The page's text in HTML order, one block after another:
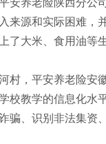
养老险陕西分公
来源和实际困难，
了大米、食用油等
，平安养老险安
校教学的信息化水
骗、识别非法集资